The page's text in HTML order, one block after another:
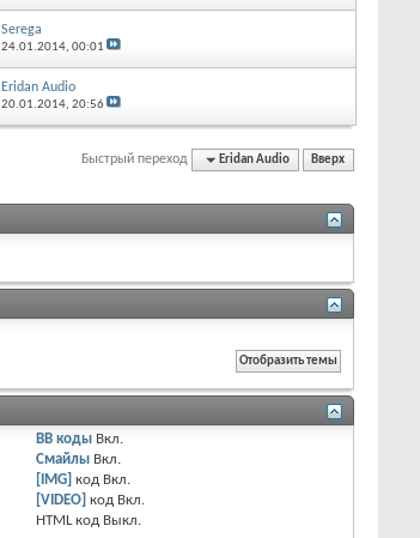
Serega
24.01.2014, 00:01
Eridan Audio
20.01.2014, 20:56
Быстрый переход Eridan Audio Вверх
BB коды Вкл.
Смайлы Вкл.
[IMG] код Вкл.
[VIDEO] код Вкл.
HTML код Выкл.